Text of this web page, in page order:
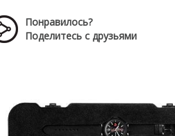
Понравилось?
Поделитесь с друзьями